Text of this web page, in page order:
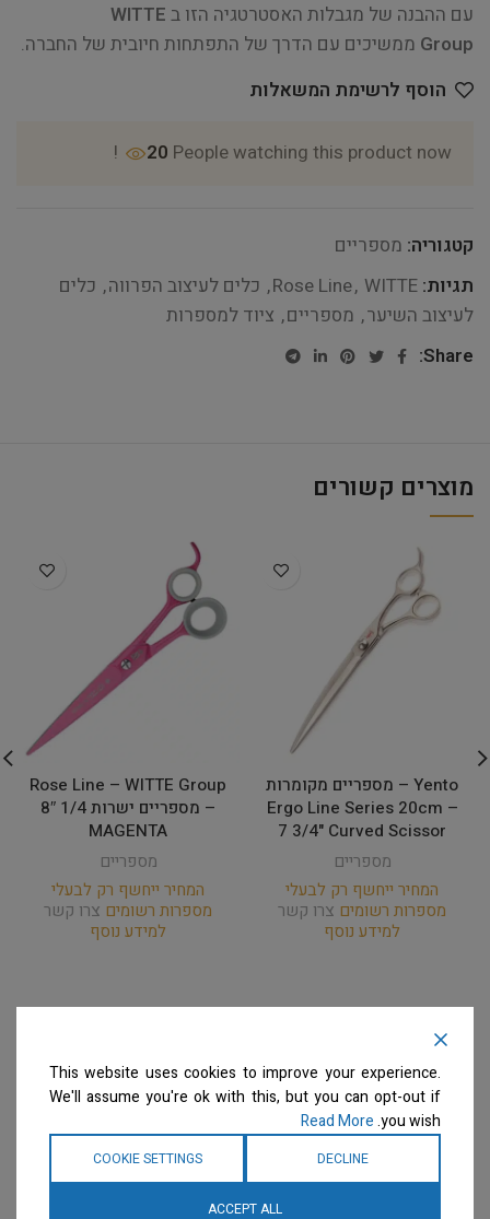
עם ההבנה של מגבלות האסטרטגיה הזו ב WITTE
Group ממשיכים עם הדרך של התפתחות חיובית של החברה.
הוסף לרשימת המשאלות
20 People watching this product now!
קטגוריה: מספריים
תגיות:
Rose Line, WITTE
, כלים לעיצוב הפרווה, כלים
לעיצוב השיער, מספריים, ציוד למספרות
Share:
מוצרים קשורים
Yento – מספריים מקומרות
Ergo Line Series 20cm –
7 3/4" Curved Scissor
מספריים
המחיר ייחשף רק לבעלי
מספרות רשומים צרו קשר
למידע נוסף
Rose Line – WITTE Group
– מספריים ישרות 1/4 8″
MAGENTA
מספריים
המחיר ייחשף רק לבעלי
מספרות רשומים צרו קשר
למידע נוסף
This website uses cookies to improve your experience.
We'll assume you're ok with this, but you can opt-out if
you wish.
Read More
DECLINE
COOKIE SETTINGS
ACCEPT ALL